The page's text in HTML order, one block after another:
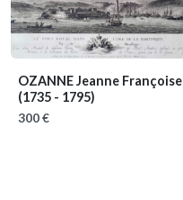
OZANNE Jeanne Françoise
(1735 - 1795)
300 €